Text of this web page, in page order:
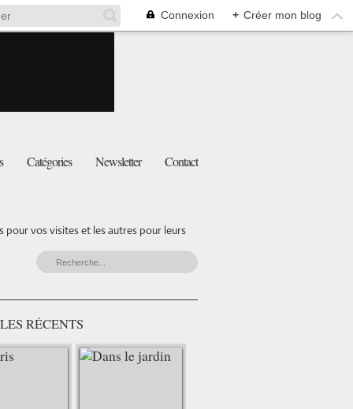
Connexion + Créer mon blog
Catégories Newsletter Contact
vos visites et les autres pour leurs
RÉCENTS